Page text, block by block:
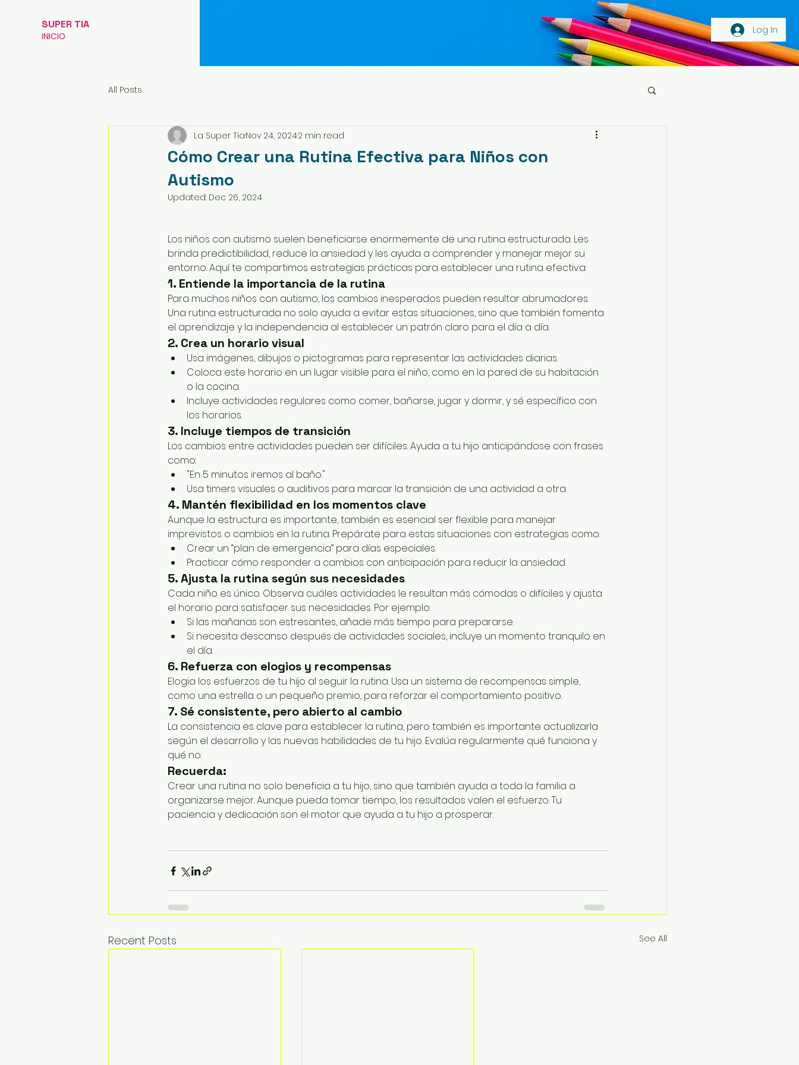
SUPER TIA
INICIO
Log In
All Posts
Cómo Crear una Rutina Efectiva para Niños con
Autismo
La Super TiaNov 24, 20242 min read
Updated: Dec 26, 2024
Los niños con autismo suelen beneficiarse enormemente de una rutina estructurada. Les
brinda predictibilidad, reduce la ansiedad y les ayuda a comprender y manejar mejor su
entorno. Aquí te compartimos estrategias prácticas para establecer una rutina efectiva:
1. Entiende la importancia de la rutina
Para muchos niños con autismo, los cambios inesperados pueden resultar abrumadores.
Una rutina estructurada no solo ayuda a evitar estas situaciones, sino que también fomenta
el aprendizaje y la independencia al establecer un patrón claro para el día a día.
2. Crea un horario visual
Usa imágenes, dibujos o pictogramas para representar las actividades diarias.
Coloca este horario en un lugar visible para el niño, como en la pared de su habitación
o la cocina.
Incluye actividades regulares como comer, bañarse, jugar y dormir, y sé específico con
los horarios.
3. Incluye tiempos de transición
Los cambios entre actividades pueden ser difíciles. Ayuda a tu hijo anticipándose con frases
como:
"En 5 minutos iremos al baño."
Usa timers visuales o auditivos para marcar la transición de una actividad a otra.
4. Mantén flexibilidad en los momentos clave
Aunque la estructura es importante, también es esencial ser flexible para manejar
imprevistos o cambios en la rutina. Prepárate para estas situaciones con estrategias como:
Crear un “plan de emergencia” para días especiales.
Practicar cómo responder a cambios con anticipación para reducir la ansiedad.
5. Ajusta la rutina según sus necesidades
Cada niño es único. Observa cuáles actividades le resultan más cómodas o difíciles y ajusta
el horario para satisfacer sus necesidades. Por ejemplo:
Si las mañanas son estresantes, añade más tiempo para prepararse.
Si necesita descanso después de actividades sociales, incluye un momento tranquilo en
el día.
6. Refuerza con elogios y recompensas
Elogia los esfuerzos de tu hijo al seguir la rutina. Usa un sistema de recompensas simple,
como una estrella o un pequeño premio, para reforzar el comportamiento positivo.
7. Sé consistente, pero abierto al cambio
La consistencia es clave para establecer la rutina, pero también es importante actualizarla
según el desarrollo y las nuevas habilidades de tu hijo. Evalúa regularmente qué funciona y
qué no.
Recuerda:
Crear una rutina no solo beneficia a tu hijo, sino que también ayuda a toda la familia a
organizarse mejor. Aunque pueda tomar tiempo, los resultados valen el esfuerzo. Tu
paciencia y dedicación son el motor que ayuda a tu hijo a prosperar.
Recent Posts See All